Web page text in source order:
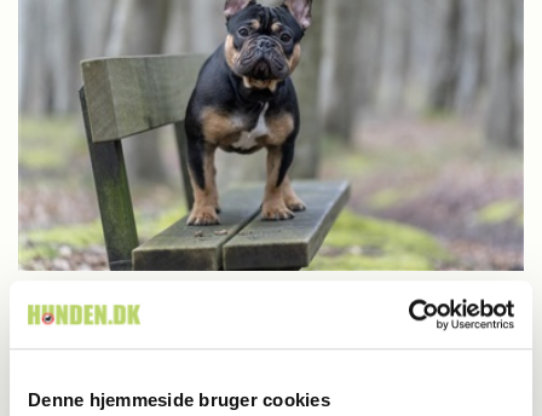
Denne hjemmeside bruger cookies
Britisk racedebat handler ikke om nyt